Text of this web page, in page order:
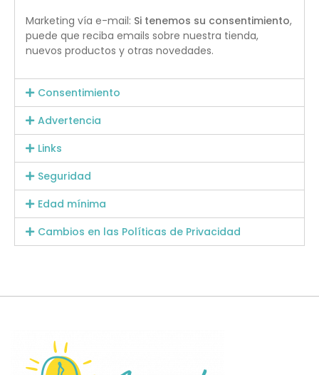
Marketing vía e-mail: Si tenemos su consentimiento,
puede que reciba emails sobre nuestra tienda,
nuevos productos y otras novedades.
Consentimiento
Advertencia
Links
Seguridad
Edad mínima
Cambios en las Políticas de Privacidad